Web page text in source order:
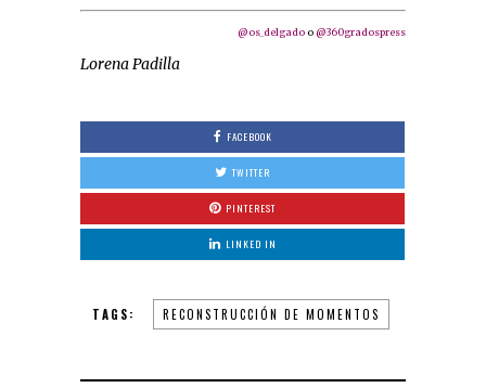
@os_delgado o @360gradospress
Lorena Padilla
FACEBOOK
TWITTER
PINTEREST
LINKED IN
TAGS: RECONSTRUCCIÓN DE MOMENTOS